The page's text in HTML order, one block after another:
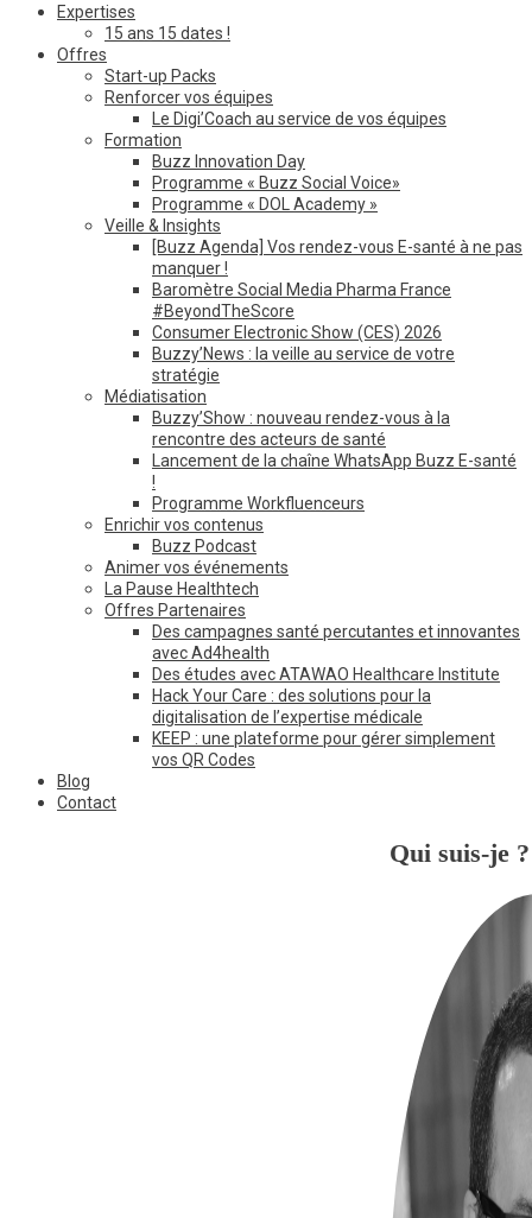
Expertises
15 ans 15 dates !
Offres
Start-up Packs
Renforcer vos équipes
Le Digi’Coach au service de vos équipes
Formation
Buzz Innovation Day
Programme « Buzz Social Voice»
Programme « DOL Academy »
Veille & Insights
[Buzz Agenda] Vos rendez-vous E-santé à ne pas
manquer !
Baromètre Social Media Pharma France
#BeyondTheScore
Consumer Electronic Show (CES) 2026
Buzzy’News : la veille au service de votre
stratégie
Médiatisation
Buzzy’Show : nouveau rendez-vous à la
rencontre des acteurs de santé
Lancement de la chaîne WhatsApp Buzz E-santé
!
Programme Workfluenceurs
Enrichir vos contenus
Buzz Podcast
Animer vos événements
La Pause Healthtech
Offres Partenaires
Des campagnes santé percutantes et innovantes
avec Ad4health
Des études avec ATAWAO Healthcare Institute
Hack Your Care : des solutions pour la
digitalisation de l’expertise médicale
KEEP : une plateforme pour gérer simplement
vos QR Codes
Blog
Contact
Qui suis-je ?